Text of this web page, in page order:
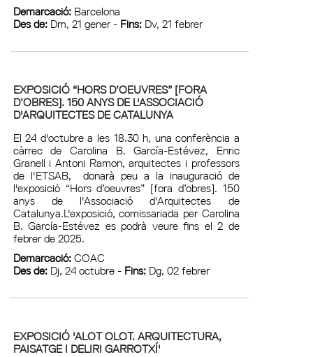
Demarcació: Barcelona
Des de: Dm, 21 gener - Fins:Dv, 21 febrer
EXPOSICIÓ “HORS D’OEUVRES” [FORA
D’OBRES]. 150 ANYS DE L'ASSOCIACIÓ
D'ARQUITECTES DE CATALUNYA
El 24 d'octubre a les 18.30 h, una conferència a
càrrec de Carolina B. García-Estévez, Enric
Granell i Antoni Ramon, arquitectes i professors
de l'ETSAB, donarà peu a la inauguració de
l'exposició “Hors d’oeuvres” [fora d’obres]. 150
anys de l'Associació d'Arquitectes de
Catalunya.L'exposició, comissariada per Carolina
B. García-Estévez es podrà veure fins el 2 de
febrer de 2025.
Demarcació:COAC
Des de: Dj, 24 octubre - Fins:Dg, 02 febrer
EXPOSICIÓ 'ALOT OLOT. ARQUITECTURA,
PAISATGE I DELIRI GARROTXÍ'